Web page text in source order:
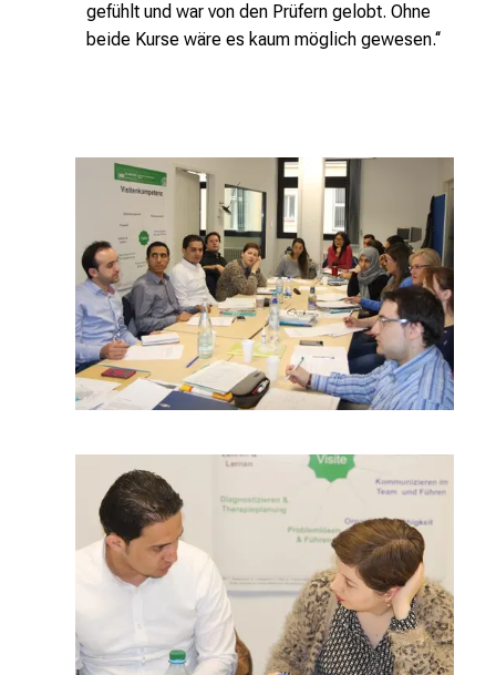
gefühlt und war von den Prüfern gelobt. Ohne
beide Kurse wäre es kaum möglich gewesen.‘‘